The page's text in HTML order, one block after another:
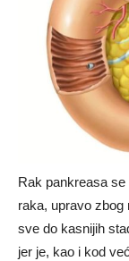
Rak pankreasa
raka, upravo zbog
sve do kasnijih
jer je, kao i kod